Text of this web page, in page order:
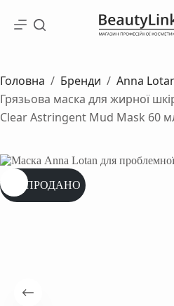
вмісту
Головна / Бренди / Anna
Грязьова маска для жирної
Clear Astrіngent Mud Mask 60
РОЗПРОДАНО